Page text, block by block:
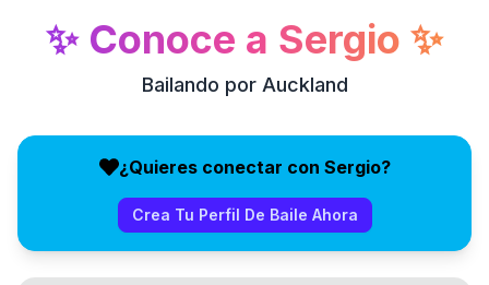
✨ Conoce a Sergio ✨
Bailando por Auckland
¿Quieres conectar con Sergio?
Crea Tu Perfil De Baile Ahora